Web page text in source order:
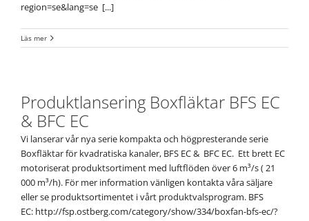
region=se&lang=se [...]
Läs mer
Produktlansering Boxfläktar BFS EC
& BFC EC
Vi lanserar vår nya serie kompakta och högpresterande serie
Boxfläktar för kvadratiska kanaler, BFS EC & BFC EC. Ett brett EC
motoriserat produktsortiment med luftflöden över 6 m³/s ( 21
000 m³/h). För mer information vänligen kontakta våra säljare
eller se produktsortimentet i vårt produktvalsprogram. BFS
EC: http://fsp.ostberg.com/category/show/334/boxfan-bfs-ec/?